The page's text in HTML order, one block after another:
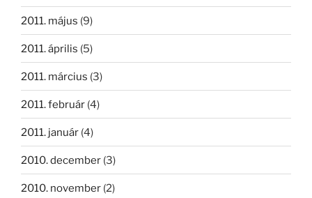
2011. május (9)
2011. április (5)
2011. március (3)
2011. február (4)
2011. január (4)
2010. december (3)
2010. november (2)